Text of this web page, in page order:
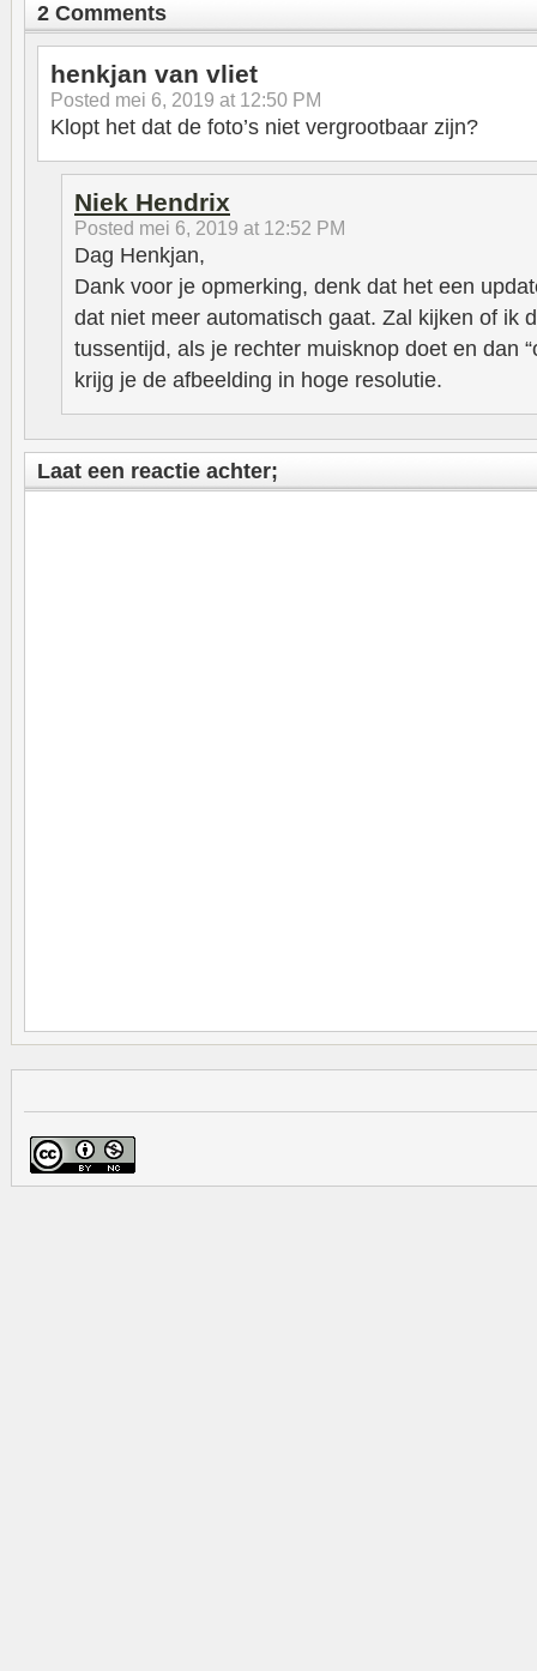
2 Comments
henkjan van vliet
Posted mei 6, 2019 at 12:50 PM
Klopt het dat de foto’s niet vergrootbaar zijn?
Niek Hendrix
Posted mei 6, 2019 at 12:52 PM
Dag Henkjan,
Dank voor je opmerking, denk dat het een
dat niet meer automatisch gaat. Zal kijken of ik
tussentijd, als je rechter muisknop doet en dan
krijg je de afbeelding in hoge resolutie.
Laat een reactie achter;